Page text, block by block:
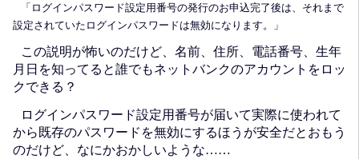
「ログインパスワード設定用番号の発行のお申込完了後は、それまで
設定されていたログインパスワードは無効になります。」
この説明が怖いのだけど、名前、住所、電話番号、生年
月日を知ってると誰でもネットバンクのアカウントをロッ
クできる？
ログインパスワード設定用番号が届いて実際に使われて
から既存のパスワードを無効にするほうが安全だとおもう
のだけど、なにかおかしいような……